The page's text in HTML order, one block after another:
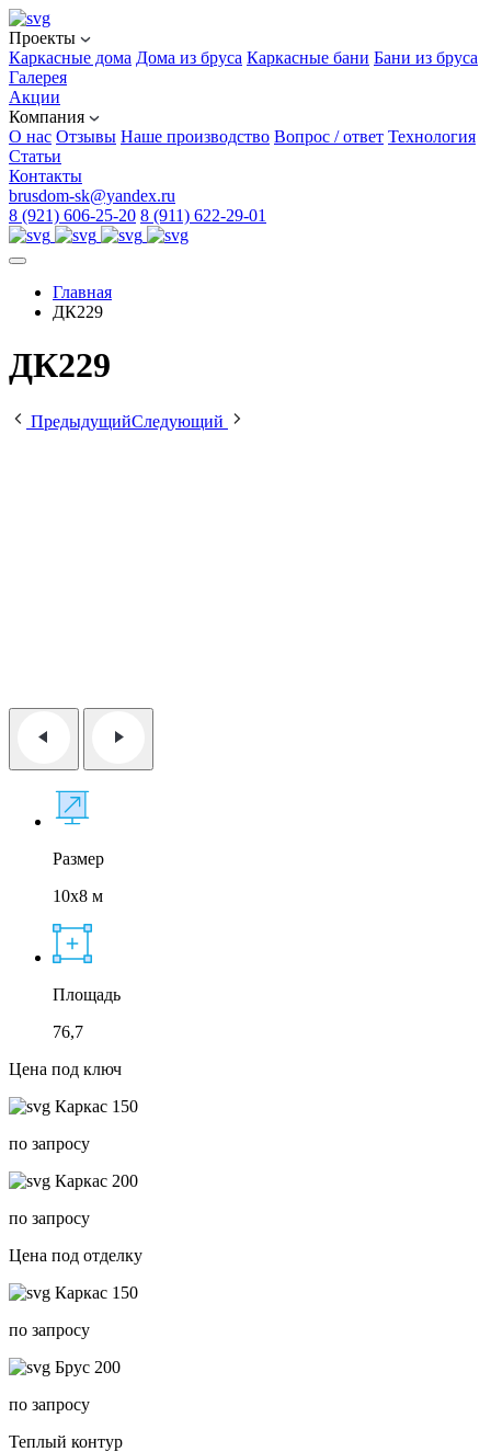
Проекты
Каркасные дома Дома из бруса Каркасные бани Бани из бруса
Галерея
Акции
Компания
О нас Отзывы Наше производство Вопрос / ответ Технология
Статьи
Контакты
brusdom-sk@yandex.ru
8 (921) 606-25-20 8 (911) 622-29-01
Главная
ДК229
ДК229
ПредыдущийСледующий
Размер
10x8 м
Площадь
76,7
Цена под ключ
Каркас 150
по запросу
Каркас 200
по запросу
Цена под отделку
Каркас 150
по запросу
Брус 200
по запросу
Теплый контур